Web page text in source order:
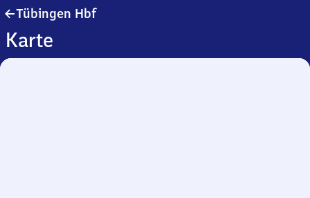
Tübingen HbfTübingen
Karte